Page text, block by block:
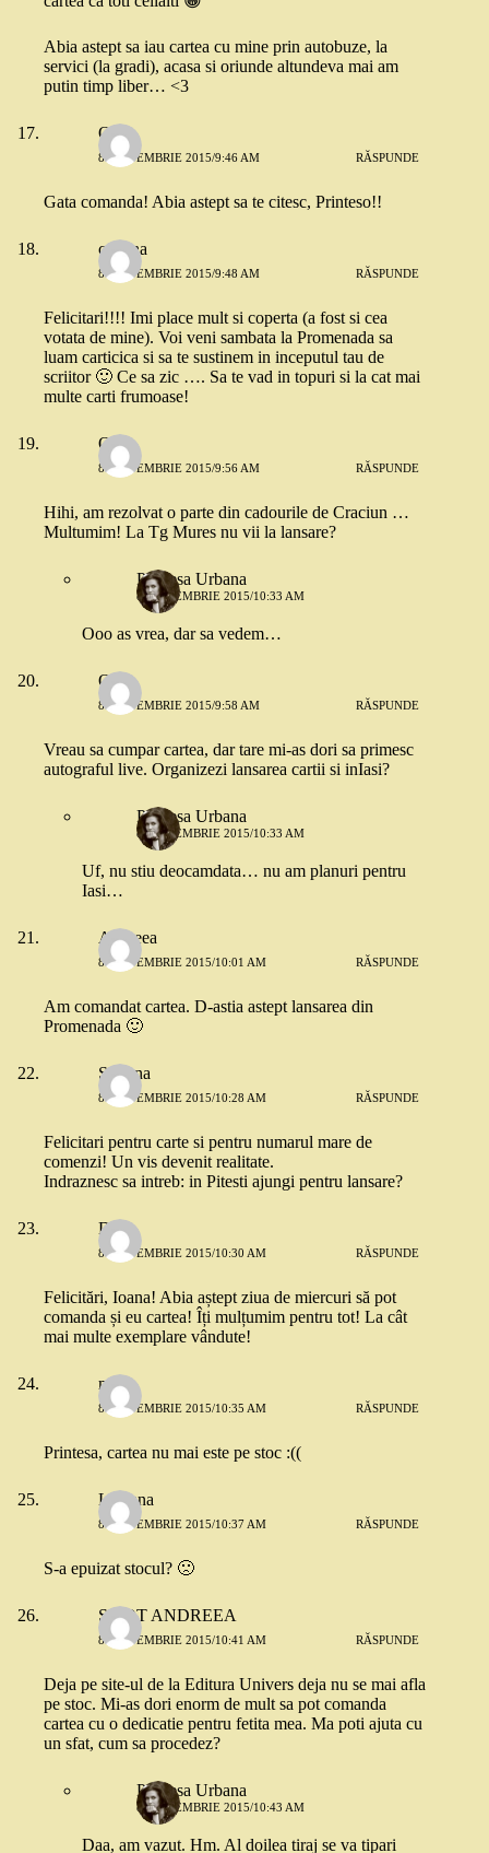
Abia astept sa iau cartea cu mine prin autobuze, la
servici (la gradi), acasa si oriunde altundeva mai am
putin timp liber… <3
Oana
8 SEPTEMBRIE 2015/9:46 AM RĂSPUNDE
Gata comanda! Abia astept sa te citesc, Printeso!!
cristina
8 SEPTEMBRIE 2015/9:48 AM RĂSPUNDE
Felicitari!!!! Imi place mult si coperta (a fost si cea
votata de mine). Voi veni sambata la Promenada sa
luam carticica si sa te sustinem in inceputul tau de
scriitor 🙂 Ce sa zic …. Sa te vad in topuri si la cat mai
multe carti frumoase!
Oana
8 SEPTEMBRIE 2015/9:56 AM RĂSPUNDE
Hihi, am rezolvat o parte din cadourile de Craciun …
Multumim! La Tg Mures nu vii la lansare?
Printesa Urbana
8 SEPTEMBRIE 2015/10:33 AM
Ooo as vrea, dar sa vedem…
Otilia
8 SEPTEMBRIE 2015/9:58 AM RĂSPUNDE
Vreau sa cumpar cartea, dar tare mi-as dori sa primesc
autograful live. Organizezi lansarea cartii si inIasi?
Printesa Urbana
8 SEPTEMBRIE 2015/10:33 AM
Uf, nu stiu deocamdata… nu am planuri pentru
Iasi…
Andreea
8 SEPTEMBRIE 2015/10:01 AM RĂSPUNDE
Am comandat cartea. D-astia astept lansarea din
Promenada 🙂
Simona
8 SEPTEMBRIE 2015/10:28 AM RĂSPUNDE
Felicitari pentru carte si pentru numarul mare de
comenzi! Un vis devenit realitate.
Indraznesc sa intreb: in Pitesti ajungi pentru lansare?
D.
8 SEPTEMBRIE 2015/10:30 AM RĂSPUNDE
Felicitări, Ioana! Abia aștept ziua de miercuri să pot
comanda și eu cartea! Îți mulțumim pentru tot! La cât
mai multe exemplare vândute!
maria
8 SEPTEMBRIE 2015/10:35 AM RĂSPUNDE
Printesa, cartea nu mai este pe stoc :((
Luciana
8 SEPTEMBRIE 2015/10:37 AM RĂSPUNDE
S-a epuizat stocul? 🙁
SIPOT ANDREEA
8 SEPTEMBRIE 2015/10:41 AM RĂSPUNDE
Deja pe site-ul de la Editura Univers deja nu se mai afla
pe stoc. Mi-as dori enorm de mult sa pot comanda
cartea cu o dedicatie pentru fetita mea. Ma poti ajuta cu
un sfat, cum sa procedez?
Printesa Urbana
8 SEPTEMBRIE 2015/10:43 AM
Daa, am vazut. Hm. Al doilea tiraj se va tipari